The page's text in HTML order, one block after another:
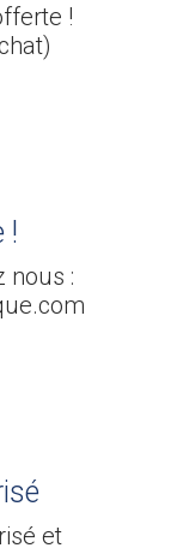
!
!
nous :
et